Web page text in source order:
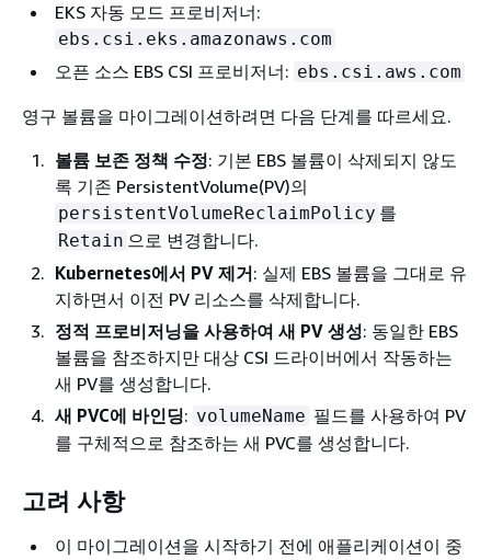
EKS 자동 모드 프로비저너:
ebs.csi.eks.amazonaws.com
오픈 소스 EBS CSI 프로비저너: ebs.csi.aws.com
영구 볼륨을 마이그레이션하려면 다음 단계를 따르세요.
볼륨 보존 정책 수정: 기본 EBS 볼륨이 삭제되지 않도
록 기존 PersistentVolume(PV)의
persistentVolumeReclaimPolicy 를
Retain 으로 변경합니다.
Kubernetes에서 PV 제거: 실제 EBS 볼륨을 그대로 유
지하면서 이전 PV 리소스를 삭제합니다.
정적 프로비저닝을 사용하여 새 PV 생성: 동일한 EBS
볼륨을 참조하지만 대상 CSI 드라이버에서 작동하는
새 PV를 생성합니다.
새 PVC에 바인딩: volumeName 필드를 사용하여 PV
를 구체적으로 참조하는 새 PVC를 생성합니다.
고려 사항
이 마이그레이션을 시작하기 전에 애플리케이션이 중